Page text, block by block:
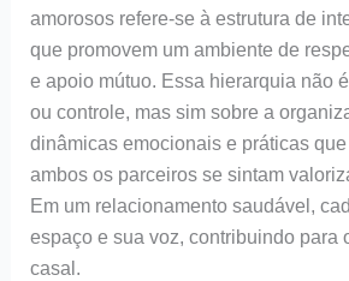
amorosos refere-se à estrutura de
que promovem um ambiente de
e apoio mútuo. Essa hierarquia não
ou controle, mas sim sobre a
dinâmicas emocionais e práticas
ambos os parceiros se sintam
Em um relacionamento saudável,
espaço e sua voz, contribuindo para
casal.